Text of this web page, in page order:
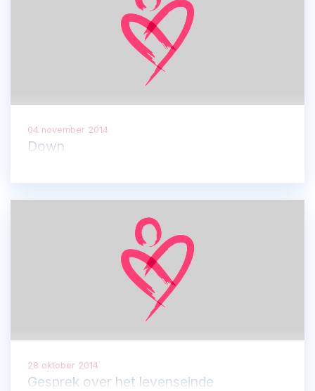
04 november 2014
Down
28 oktober 2014
Gesprek over het levenseinde